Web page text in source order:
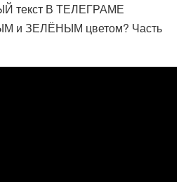
текст В ТЕЛЕГРАМЕ
и ЗЕЛЁНЫМ цветом? Часть